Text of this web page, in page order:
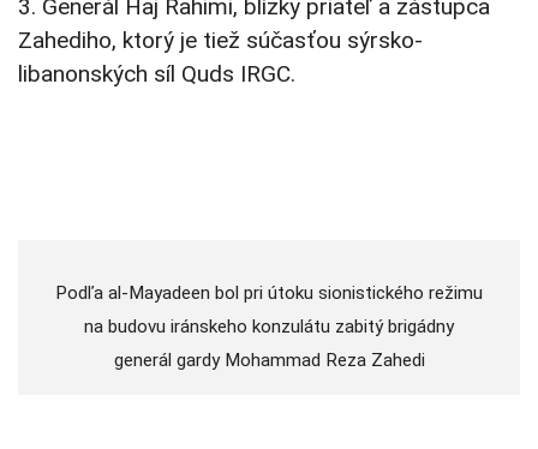
3. Generál Haj Rahimi, blízky priateľ a zástupca
Zahediho, ktorý je tiež súčasťou sýrsko-
libanonských síl Quds IRGC.
Podľa al-Mayadeen bol pri útoku sionistického režimu
na budovu iránskeho konzulátu zabitý brigádny
generál gardy Mohammad Reza Zahedi